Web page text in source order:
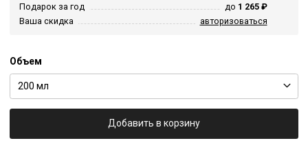
Подарок за год
до 1 265 ₽
Ваша скидка
авторизоваться
Объем
200 мл
Добавить в корзину